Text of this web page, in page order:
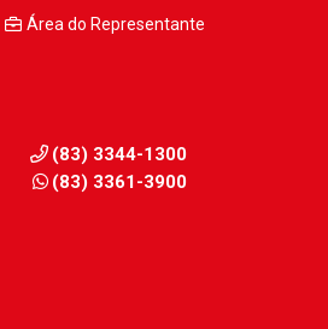
Área do Representante
(83) 3344-1300
(83) 3361-3900